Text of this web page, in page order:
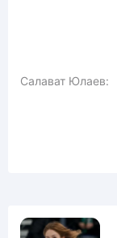
Салават Юлаев: